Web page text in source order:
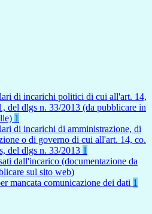
di incarichi politici di cui all'art. 14,
del dlgs n. 33/2013 (da pubblicare in
1
di incarichi di amministrazione, di
o di governo di cui all'art. 14, co.
del dlgs n. 33/2013 1
dall'incarico (documentazione da
sul sito web)
mancata comunicazione dei dati 1